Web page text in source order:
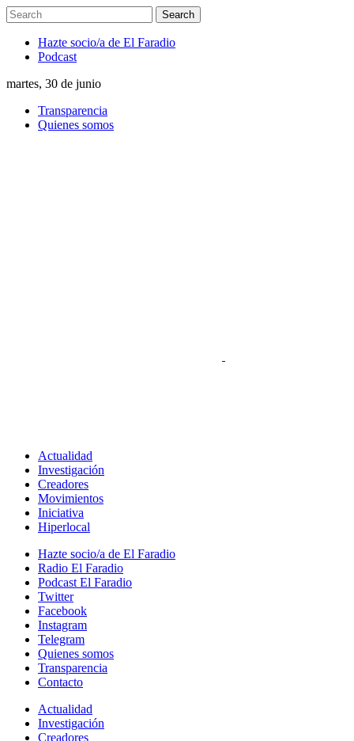
Hazte socio/a de El Faradio
Podcast
martes, 30 de junio
Transparencia
Quienes somos
Actualidad
Investigación
Creadores
Movimientos
Iniciativa
Hiperlocal
Hazte socio/a de El Faradio
Radio El Faradio
Podcast El Faradio
Twitter
Facebook
Instagram
Telegram
Quienes somos
Transparencia
Contacto
Actualidad
Investigación
Creadores